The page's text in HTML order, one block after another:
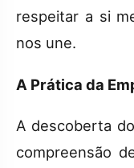
respeitar a si
nos une.
A Prática da
A descoberta
compreensão